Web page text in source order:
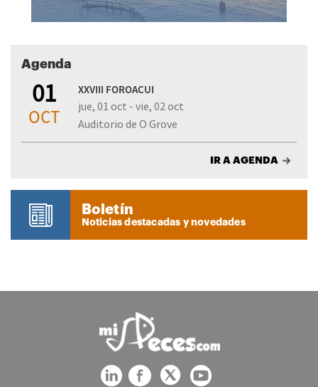
Agenda
01
OCT
XXVIII FOROACUI
jue, 01 oct - vie, 02 oct
Auditorio de O Grove
IR A AGENDA
Boletín
Noticias destacadas y novedades